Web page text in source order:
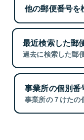
他の郵便番号を
最近検索した郵
過去に検索した郵
事業所の個別番
事業所の７けたの